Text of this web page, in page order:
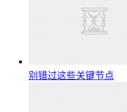
别错过这些关键节点